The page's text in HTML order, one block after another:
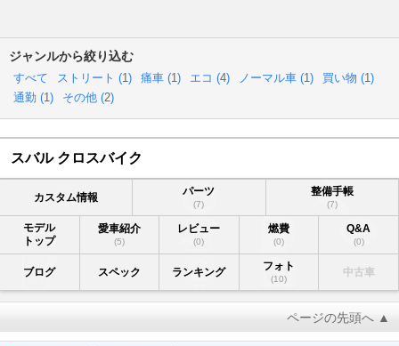
ジャンルから絞り込む
すべて ストリート (1) 痛車 (1) エコ (4) ノーマル車 (1) 買い物 (1)
通勤 (1) その他 (2)
スバル クロスバイク
カスタム情報 パーツ
(7)
整備手帳
(7)
モデル
トップ
愛車紹介
(5)
レビュー
(0)
燃費
(0)
Q&A
(0)
ブログ スペック ランキング フォト
(10)
中古車
ページの先頭へ ▲